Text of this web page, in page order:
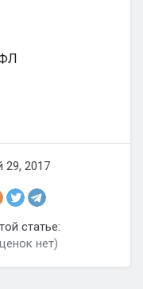
29, 2017
статье:
нет)